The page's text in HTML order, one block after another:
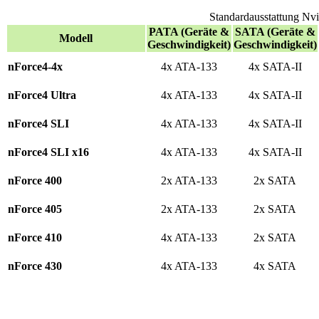
Standardausstattung
Modell
PATA (Geräte &
Geschwindigkeit)
SATA (Geräte &
Geschwindigkeit)
nForce4-4x
4x ATA-133 4x SATA-II
nForce4 Ultra 4x ATA-133 4x SATA-II
nForce4 SLI 4x ATA-133 4x SATA-II
nForce4 SLI x16 4x ATA-133 4x SATA-II
nForce 400 2x ATA-133 2x SATA
nForce 405 2x ATA-133 2x SATA
nForce 410 4x ATA-133 2x SATA
nForce 430 4x ATA-133 4x SATA